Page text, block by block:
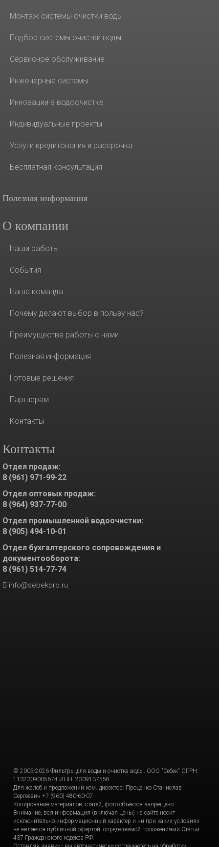
Монтаж системы очистки воды
Подбор системы очистки воды
Сервисное обслуживание
Инженерные системы
Инновации в водоочистке
Индивидуальные проекты
Услуги кредитования и рассрочка
Бесплатная консультация
Полезная информация
О компании
Наши работы
События
Наша команда
Почему делают выбор в пользу нас?
Преимущества работы с нами
Полезная информация
Готовые решения
Партнерам
Контакты
Контакты
Отдел продаж:
8 (961) 971-99-22
Отдел оптовых продаж:
8 (964) 937-77-00
Отдел промышленной водоочистки:
8 (905) 494-10-01
Отдел бухгалтерского сопровождения и
документооборота:
8 (961) 514-77-74
info@sebekpro.ru
© 2005-2026 Фильтры для воды и очистка воды. ООО "Себек" ОГРН:
1132309005674 ИНН: 2309137558
Для жалоб и предложений ком. директор: Проценко Станислав
Сергеевич +7 (960) 480-60-07
Копирование материалов, статей, фото объектов запрещено.
Внимание, вся информация (включая цены) на сайте носит
исключительно информационный характер и ни при каких условиях
не является публичной офертой, определяемой положениями Статьи
437 Гражданского кодекса РФ.